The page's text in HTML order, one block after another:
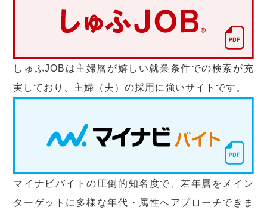
しゅふJOBは主婦層が嬉しい就業条件での検索が充
実しており、主婦（夫）の採用に強いサイトです。
マイナビバイトの圧倒的知名度で、若年層をメイン
ターゲットに多様な年代・属性へアプローチできま